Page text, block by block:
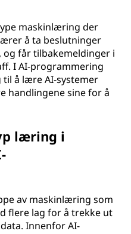
maskinlæring der
å ta beslutninger
får tilbakemeldinger i
I AI-programmering
å lære AI-systemer
handlingene sine for å
læring i
av maskinlæring som
flere lag for å trekke ut
Innenfor AI-